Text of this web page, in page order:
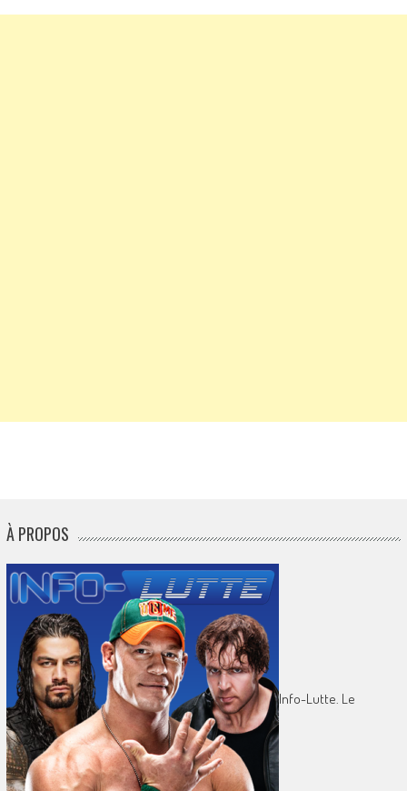
À PROPOS
Info-Lutte. Le